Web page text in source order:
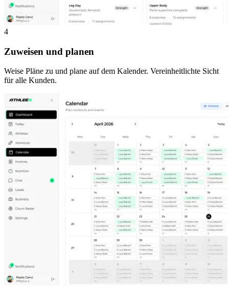
4
Zuweisen und planen
Weise Pläne zu und plane auf dem Kalender. Vereinheitlichte Sicht
für alle Kunden.